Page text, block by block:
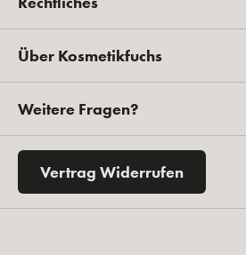
Über Kosmetikfuchs
Weitere Fragen?
Vertrag Widerrufen